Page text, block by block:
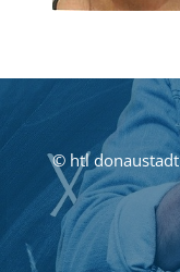
© htl donaustadt